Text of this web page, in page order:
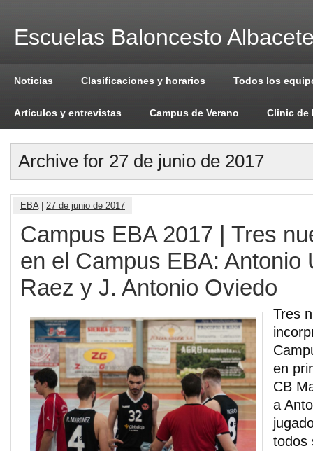
Escuelas Baloncesto
Noticias Clasificaciones y horarios Todos los
Artículos y entrevistas Campus de Verano Clinic de
Archive for 27 de junio de 2017
EBA| 27 de junio de 2017
Campus EBA 2017 | Tres
en el Campus EBA: Antonio
Raez y J. Antonio Oviedo
Tres
en
CB
a
todos